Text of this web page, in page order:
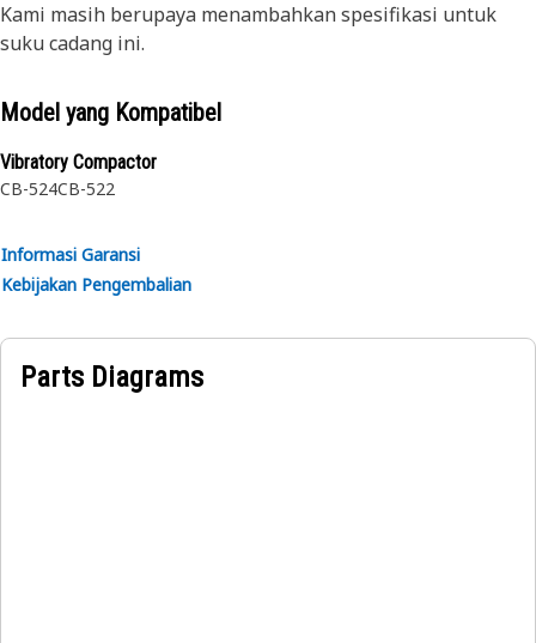
Kami masih berupaya menambahkan spesifikasi untuk
suku cadang ini.
Model yang Kompatibel
Vibratory Compactor
CB-524CB-522
Informasi Garansi
Kebijakan Pengembalian
Parts Diagrams